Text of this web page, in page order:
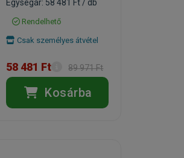
Egységár: 58 481 Ft / db
Rendelhető
Csak személyes átvétel
58 481 Ft 89 971 Ft
Kosárba